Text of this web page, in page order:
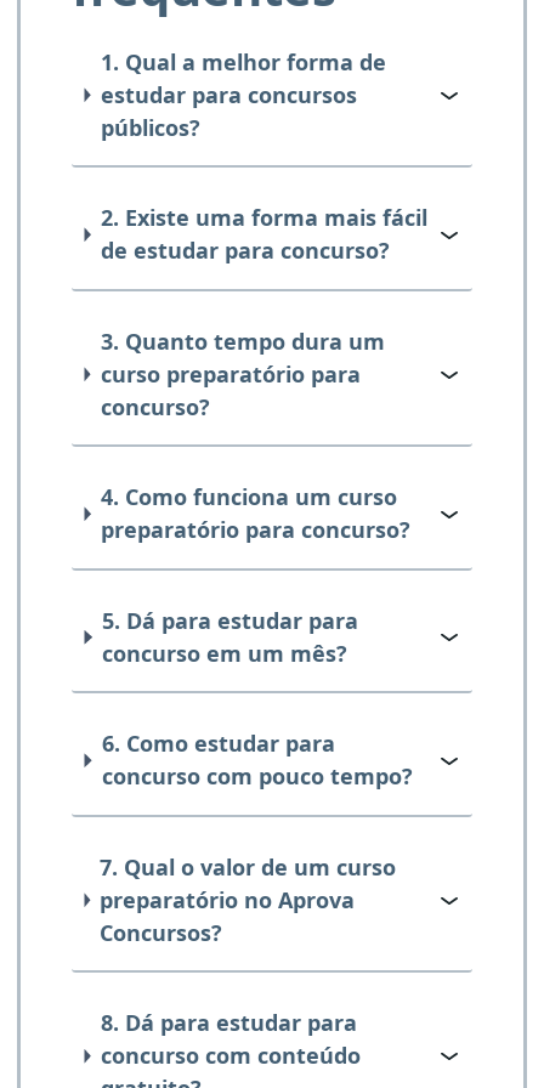
1. Qual a melhor forma de
estudar para concursos
públicos?
2. Existe uma forma mais fácil
de estudar para concurso?
3. Quanto tempo dura um
curso preparatório para
concurso?
4. Como funciona um curso
preparatório para concurso?
5. Dá para estudar para
concurso em um mês?
6. Como estudar para
concurso com pouco tempo?
7. Qual o valor de um curso
preparatório no Aprova
Concursos?
8. Dá para estudar para
concurso com conteúdo